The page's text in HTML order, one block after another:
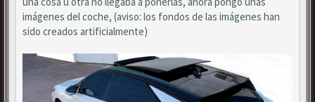
imágenes del coche, (aviso: los fondos de las imágenes han
sido creados artificialmente)